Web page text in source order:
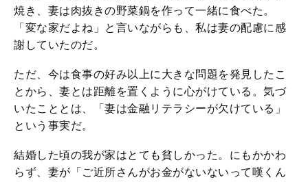
焼き、妻は肉抜きの野菜鍋を作って一緒に食べた。
「変な家だよね」と言いながらも、私は妻の配慮に感
謝していたのだ。
ただ、今は食事の好み以上に大きな問題を発見したこ
とから、妻とは距離を置くように心がけている。気づ
いたこととは、「妻は金融リテラシーが欠けている」
という事実だ。
結婚した頃の我が家はとても貧しかった。にもかかわ
らず、妻が「ご近所さんがお金がないないって嘆くん